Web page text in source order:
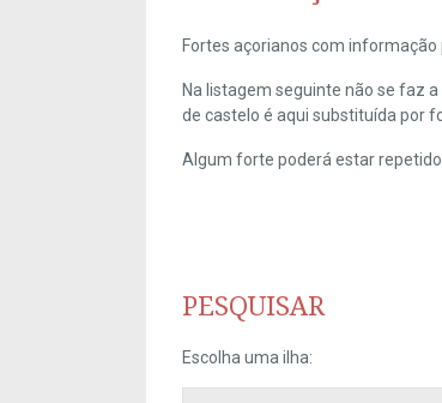
Fortes açorianos com informação
Na listagem seguinte não se faz
de castelo é aqui substituída por
Algum forte poderá estar
PESQUISAR
Escolha uma ilha: